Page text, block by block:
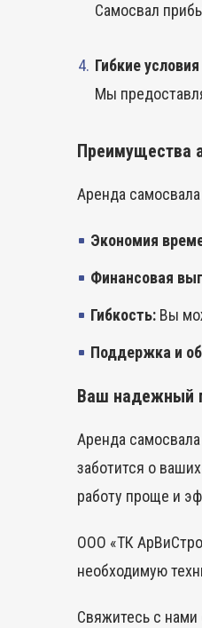
Самосвал
Гибкие
Мы
Преимущества
Аренда
Экономия
Финансовая
Гибкость: Вы
Поддержка и
Ваш надежный
Аренда
заботится о
работу проще и
ООО «ТК
необходимую
Свяжитесь с